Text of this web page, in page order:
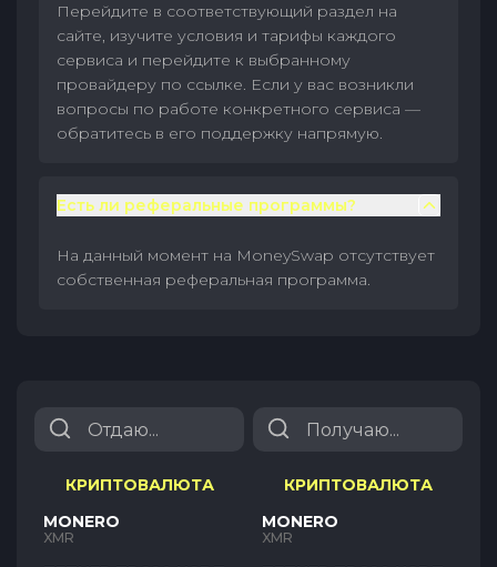
Перейдите в соответствующий раздел на
сайте, изучите условия и тарифы каждого
сервиса и перейдите к выбранному
провайдеру по ссылке. Если у вас возникли
вопросы по работе конкретного сервиса —
обратитесь в его поддержку напрямую.
Есть ли реферальные программы?
На данный момент на MoneySwap отсутствует
собственная реферальная программа.
КРИПТОВАЛЮТА
MONERO
XMR
КРИПТОВАЛЮТА
MONERO
XMR